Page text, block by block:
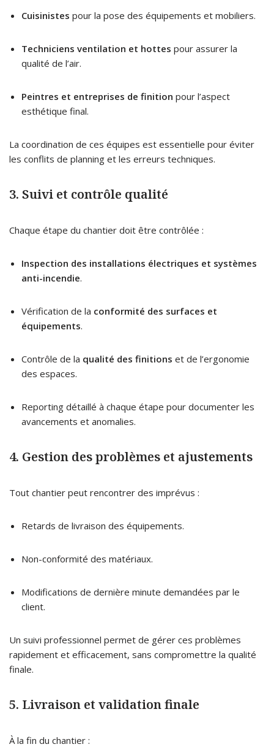
Cuisi­nistes pour la pose des équipements et mobiliers.
Techniciens ventilation et hottes pour assurer la
qualité de l’air.
Peintres et entreprises de finition pour l’aspect
esthétique final.
La coordination de ces équipes est essentielle pour éviter
les conflits de planning et les erreurs techniques.
3. Suivi et contrôle qualité
Chaque étape du chantier doit être contrôlée :
Inspection des installations électriques et systèmes
anti-incendie.
Vérification de la conformité des surfaces et
équipements.
Contrôle de la qualité des finitions et de l’ergonomie
des espaces.
Reporting détaillé à chaque étape pour documenter les
avancements et anomalies.
4. Gestion des problèmes et ajustements
Tout chantier peut rencontrer des imprévus :
Retards de livraison des équipements.
Non-conformité des matériaux.
Modifications de dernière minute demandées par le
client.
Un suivi professionnel permet de gérer ces problèmes
rapidement et efficacement, sans compromettre la qualité
finale.
5. Livraison et validation finale
À la fin du chantier :